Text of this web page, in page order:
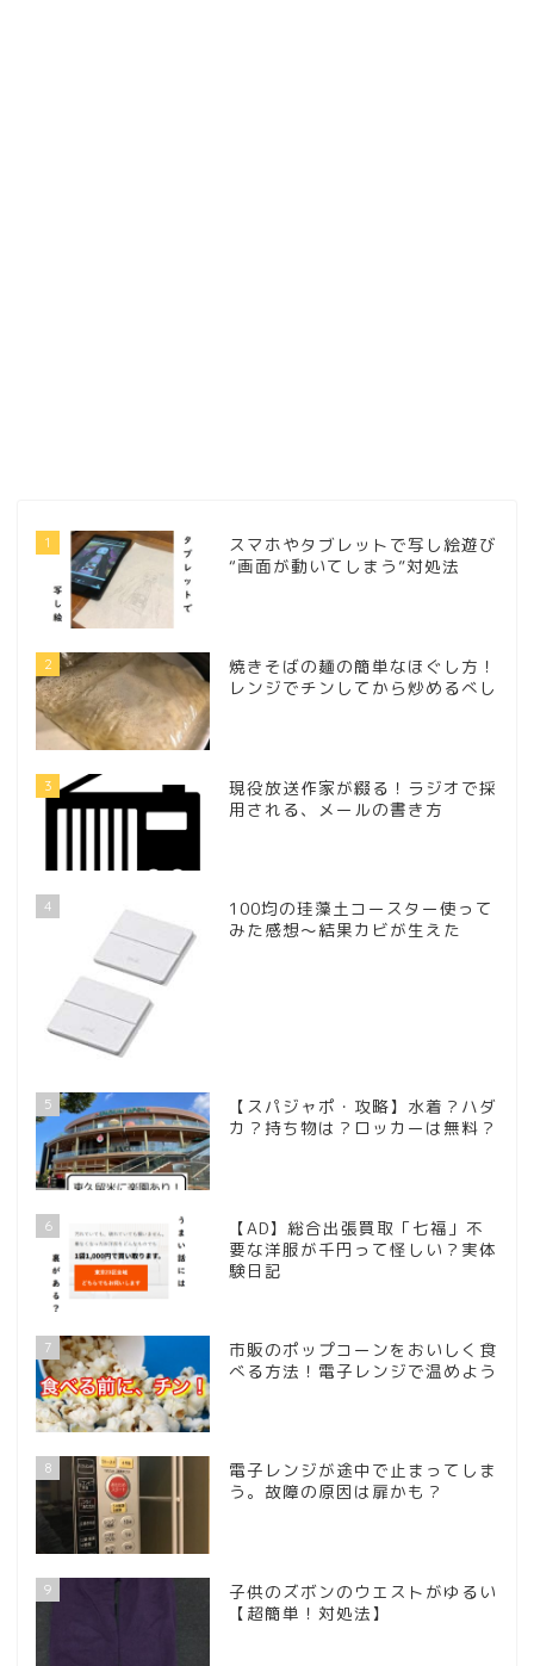
1
スマホやタブレットで写し絵遊び
“画面が動いてしまう”対処法
2
焼きそばの麺の簡単なほぐし方！
レンジでチンしてから炒めるべし
3
現役放送作家が綴る！ラジオで採
用される、メールの書き方
4
100均の珪藻土コースター使って
みた感想～結果カビが生えた
5
【スパジャポ・攻略】水着？ハダ
カ？持ち物は？ロッカーは無料？
6
【AD】総合出張買取「七福」不
要な洋服が千円って怪しい？実体
験日記
7
市販のポップコーンをおいしく食
べる方法！電子レンジで温めよう
8
電子レンジが途中で止まってしま
う。故障の原因は扉かも？
9
子供のズボンのウエストがゆるい
【超簡単！対処法】